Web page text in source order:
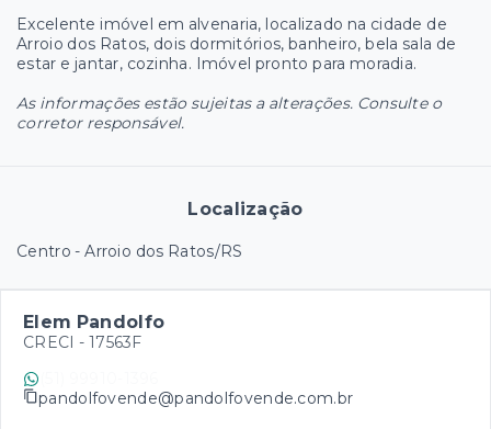
Excelente imóvel em alvenaria, localizado na cidade de
Arroio dos Ratos, dois dormitórios, banheiro, bela sala de
estar e jantar, cozinha. Imóvel pronto para moradia.
As informações estão sujeitas a alterações. Consulte o
corretor responsável.
Localização
Centro - Arroio dos Ratos/RS
Elem Pandolfo
CRECI - 17563F
pandolfovende@pandolfovende.com.br